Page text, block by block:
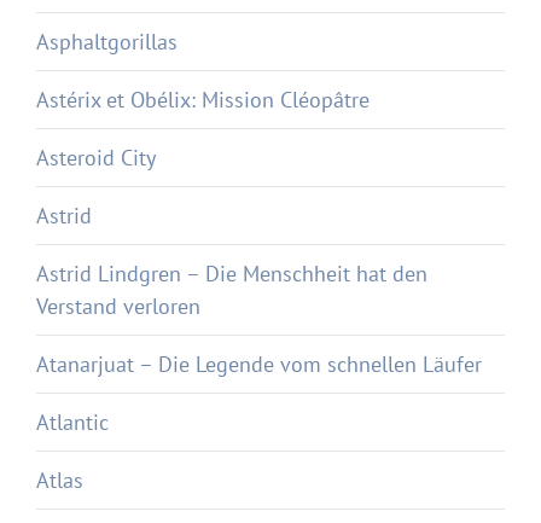
Asphaltgorillas
Astérix et Obélix: Mission Cléopâtre
Asteroid City
Astrid
Astrid Lindgren – Die Menschheit hat den
Verstand verloren
Atanarjuat – Die Legende vom schnellen Läufer
Atlantic
Atlas